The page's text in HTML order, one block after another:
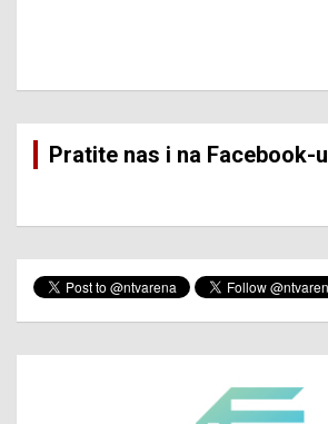
Pratite nas i na Facebook-u